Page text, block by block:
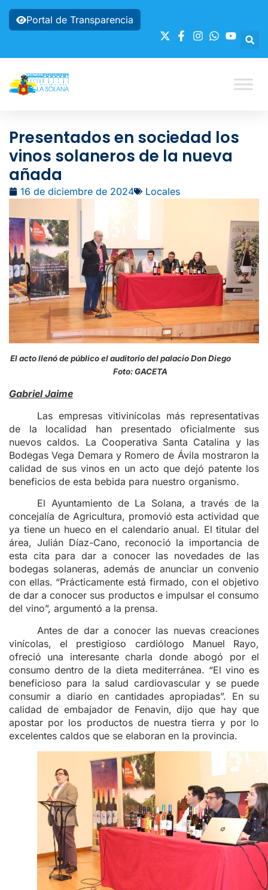
Portal de Transparencia
Presentados en sociedad los
vinos solaneros de la nueva
añada
16 de diciembre de 2024 Locales
El acto llenó de público el auditorio del palacio Don Diego
Foto: GACETA
Gabriel Jaime
Las empresas vitivinícolas más representativas
de la localidad han presentado oficialmente sus
nuevos caldos. La Cooperativa Santa Catalina y las
Bodegas Vega Demara y Romero de Ávila mostraron la
calidad de sus vinos en un acto que dejó patente los
beneficios de esta bebida para nuestro organismo.
El Ayuntamiento de La Solana, a través de la
concejalía de Agricultura, promovió esta actividad que
ya tiene un hueco en el calendario anual. El titular del
área, Julián Díaz-Cano, reconoció la importancia de
esta cita para dar a conocer las novedades de las
bodegas solaneras, además de anunciar un convenio
con ellas. “Prácticamente está firmado, con el objetivo
de dar a conocer sus productos e impulsar el consumo
del vino”, argumentó a la prensa.
Antes de dar a conocer las nuevas creaciones
vinícolas, el prestigioso cardiólogo Manuel Rayo,
ofreció una interesante charla donde abogó por el
consumo dentro de la dieta mediterránea. “El vino es
beneficioso para la salud cardiovascular y se puede
consumir a diario en cantidades apropiadas”. En su
calidad de embajador de Fenavin, dijo que hay que
apostar por los productos de nuestra tierra y por lo
excelentes caldos que se elaboran en la provincia.